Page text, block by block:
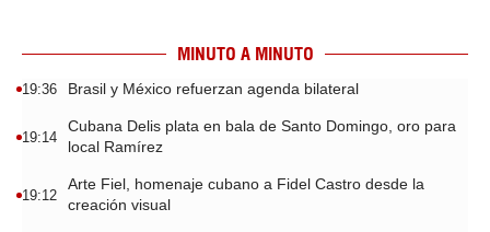
MINUTO A MINUTO
19:36 Brasil y México refuerzan agenda bilateral
19:14
Cubana Delis plata en bala de Santo Domingo, oro para
local Ramírez
19:12
Arte Fiel, homenaje cubano a Fidel Castro desde la
creación visual